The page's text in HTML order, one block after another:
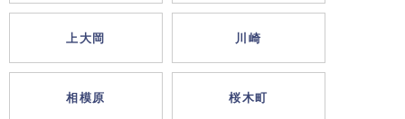
上大岡 川崎
相模原 桜木町